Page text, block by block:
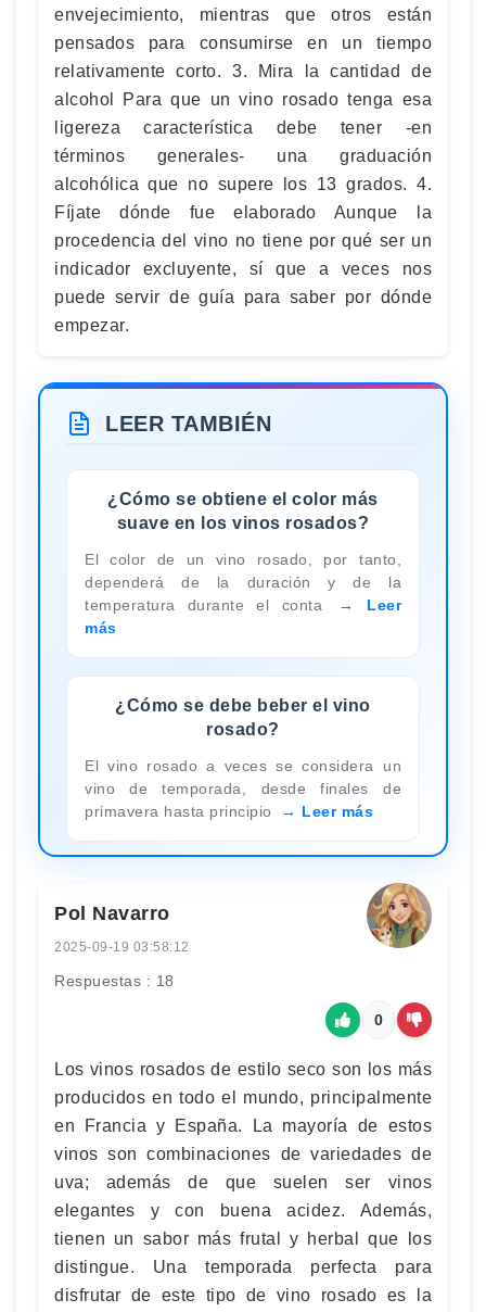
envejecimiento, mientras que otros están
pensados para consumirse en un tiempo
relativamente corto. 3. Mira la cantidad de
alcohol Para que un vino rosado tenga esa
ligereza característica debe tener -en
términos generales- una graduación
alcohólica que no supere los 13 grados. 4.
Fíjate dónde fue elaborado Aunque la
procedencia del vino no tiene por qué ser un
indicador excluyente, sí que a veces nos
puede servir de guía para saber por dónde
empezar.
LEER TAMBIÉN
¿Cómo se obtiene el color más
suave en los vinos rosados?
El color de un vino rosado, por tanto,
dependerá de la duración y de la
temperatura durante el conta
Leer
más
¿Cómo se debe beber el vino
rosado?
El vino rosado a veces se considera un
vino de temporada, desde finales de
primavera hasta principio
Leer más
Pol Navarro
2025-09-19 03:58:12
Respuestas : 18
0
Los vinos rosados de estilo seco son los más
producidos en todo el mundo, principalmente
en Francia y España. La mayoría de estos
vinos son combinaciones de variedades de
uva; además de que suelen ser vinos
elegantes y con buena acidez. Además,
tienen un sabor más frutal y herbal que los
distingue. Una temporada perfecta para
disfrutar de este tipo de vino rosado es la